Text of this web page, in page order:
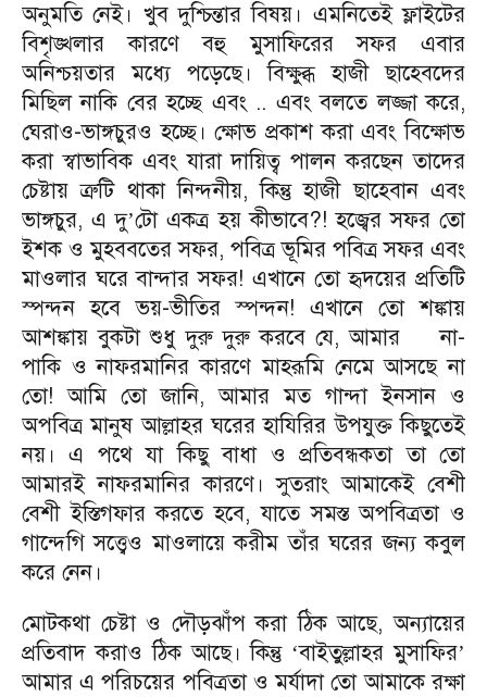
অনুমতি নেই। খুব দুশ্চিন্তার বিষয়। এমনিতেই ফ্লাইটের
বিশৃঙ্খলার কারণে বহু মুসাফিরের সফর এবার
অনিশ্চয়তার মধ্যে পড়েছে। বিক্ষুব্ধ হাজী ছাহেবদের
মিছিল নাকি বের হচ্ছে এবং .. এবং বলতে লজ্জা করে,
ঘেরাও-ভাঙ্গচুরও হচ্ছে। ক্ষোভ প্রকাশ করা এবং বিক্ষোভ
করা স্বাভাবিক এবং যারা দায়িত্ব পালন করছেন তাদের
চেষ্টায় ত্রুটি থাকা নিন্দনীয়, কিন্তু হাজী ছাহেবান এবং
ভাঙ্গচুর, এ দু’টো একত্র হয় কীভাবে?! হজ্বের সফর তো
ইশক ও মুহববতের সফর, পবিত্র ভূমির পবিত্র সফর এবং
মাওলার ঘরে বান্দার সফর! এখানে তো হৃদয়ের প্রতিটি
স্পন্দন হবে ভয়-ভীতির স্পন্দন! এখানে তো শঙ্কায়
আশঙ্কায় বুকটা শুধু দুরু দুরু করবে যে, আমার
না-
পাকি ও নাফরমানির কারণে মাহরূমি নেমে আসছে না
তো! আমি তো জানি, আমার মত গান্দা ইনসান ও
অপবিত্র মানুষ আল্লাহর ঘরের হাযিরির উপযুক্ত কিছুতেই
নয়। এ পথে যা কিছু বাধা ও প্রতিবন্ধকতা তা তো
আমারই নাফরমানির কারণে। সুতরাং আমাকেই বেশী
বেশী ইস্তিগফার করতে হবে, যাতে সমস্ত অপবিত্রতা ও
গান্দেগি সত্ত্বেও মাওলায়ে করীম তাঁর ঘরের জন্য কবুল
করে নেন।
মোটকথা চেষ্টা ও দৌড়ঝাঁপ করা ঠিক আছে, অন্যায়ের
প্রতিবাদ করাও ঠিক আছে। কিন্তু ‘বাইতুল্লাহর মুসাফির’
আমার এ পরিচয়ের পবিত্রতা ও মর্যাদা তো আমাকে রক্ষা